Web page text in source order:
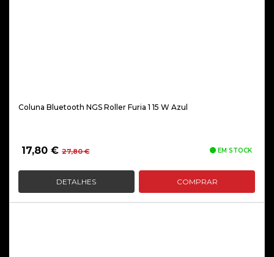
Coluna Bluetooth NGS Roller Furia 1 15 W Azul
27,80€O
original
era:
17,80 €
O
atual
é:
EM STOCK
DETALHES COMPRAR